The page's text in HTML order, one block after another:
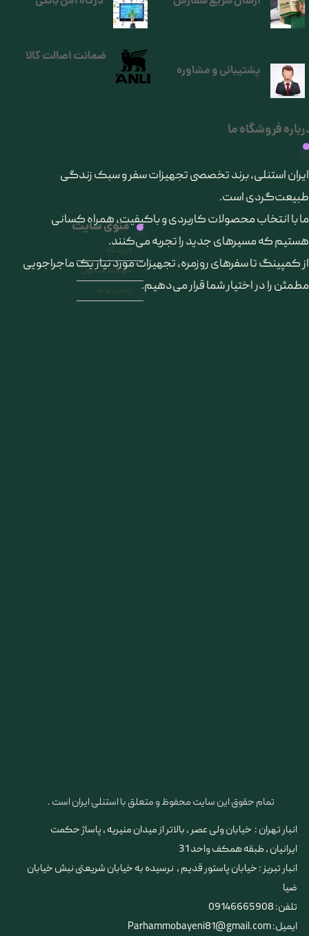
تمام حقوق این سایت محفوظ و متعلق با استنلی ایران است .
فروشگاه ما
​ایران استنلی، برند تخصصی تجهیزات سفر و سبک زندگی
طبیعت‌گردی است.
ما با انتخاب محصولات کاربردی و باکیفیت، همراه کسانی
هستیم که مسیرهای جدید را تجربه می‌کنند.
از کمپینگ تا سفرهای روزمره، تجهیزات مورد نیاز یک ماجراجویی
مطمئن را در اختیار شما قرار می‌دهیم.
منوی سایت
فروشگاه
سوالات متداول
تماس با ما
انبار تهران : خیابان ولی عصر ، بالاتر از میدان منیریه ، پاساژ حکمت
ایرانیان ، طبقه همکف واحد 31
​​​​​​​انبار تبریز : خیابان پاستور قدیم ، نرسیده به خیابان شریعتی نبش خیابان
ضیا
تلفن: 09146665908
ایمیل: Parhammobayeni81@gmail.com
پشتیبانی و مشاوره
ضمانت اصالت کالا